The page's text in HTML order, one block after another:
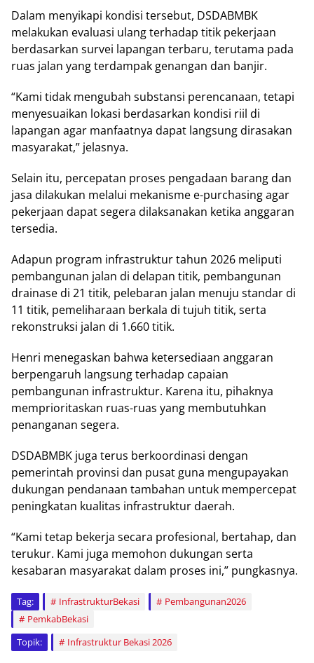
Dalam menyikapi kondisi tersebut, DSDABMBK
melakukan evaluasi ulang terhadap titik pekerjaan
berdasarkan survei lapangan terbaru, terutama pada
ruas jalan yang terdampak genangan dan banjir.
“Kami tidak mengubah substansi perencanaan, tetapi
menyesuaikan lokasi berdasarkan kondisi riil di
lapangan agar manfaatnya dapat langsung dirasakan
masyarakat,” jelasnya.
Selain itu, percepatan proses pengadaan barang dan
jasa dilakukan melalui mekanisme e-purchasing agar
pekerjaan dapat segera dilaksanakan ketika anggaran
tersedia.
Adapun program infrastruktur tahun 2026 meliputi
pembangunan jalan di delapan titik, pembangunan
drainase di 21 titik, pelebaran jalan menuju standar di
11 titik, pemeliharaan berkala di tujuh titik, serta
rekonstruksi jalan di 1.660 titik.
Henri menegaskan bahwa ketersediaan anggaran
berpengaruh langsung terhadap capaian
pembangunan infrastruktur. Karena itu, pihaknya
memprioritaskan ruas-ruas yang membutuhkan
penanganan segera.
DSDABMBK juga terus berkoordinasi dengan
pemerintah provinsi dan pusat guna mengupayakan
dukungan pendanaan tambahan untuk mempercepat
peningkatan kualitas infrastruktur daerah.
“Kami tetap bekerja secara profesional, bertahap, dan
terukur. Kami juga memohon dukungan serta
kesabaran masyarakat dalam proses ini,” pungkasnya.
Tag: InfrastrukturBekasi
Pembangunan2026
PemkabBekasi
Topik:
Infrastruktur Bekasi 2026